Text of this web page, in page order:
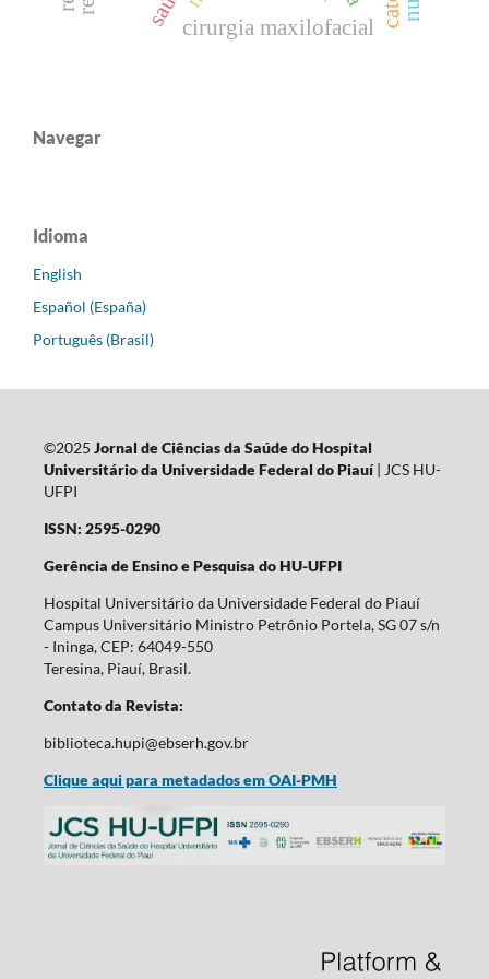
cirurgia maxilofacial
Navegar
Idioma
English
Español (España)
Português (Brasil)
©2025 Jornal de Ciências da Saúde do Hospital
Universitário da Universidade Federal do Piauí| JCS HU-
UFPI
ISSN: 2595-0290
Gerência de Ensino e Pesquisa do HU-UFPI
Hospital Universitário da Universidade Federal do Piauí
Campus Universitário Ministro Petrônio Portela, SG 07 s/n
- Ininga, CEP: 64049-550
Teresina, Piauí, Brasil.
Contato da Revista:
biblioteca.hupi@ebserh.gov.br
Clique aqui para metadados em OAI-PMH